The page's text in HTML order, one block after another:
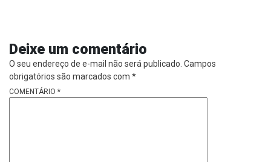
Deixe um comentário
O seu endereço de e-mail não será publicado. Campos
obrigatórios são marcados com *
COMENTÁRIO *